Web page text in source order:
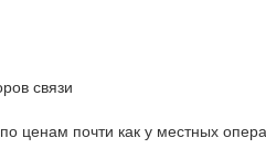
связи
почти как у местных